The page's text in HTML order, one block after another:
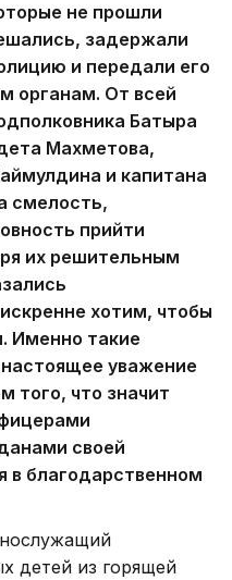
не прошли
задержали
и передали его
органам. От всей
Батыра
Махметова,
и капитана
смелость,
прийти
их решительным
хотим, чтобы
Именно такие
уважение
того, что значит
своей
в благодарственном
детей из горящей